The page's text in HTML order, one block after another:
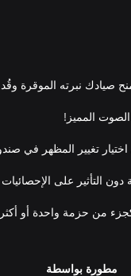
تغيير المظهر في
من حزمة واحدة أو
مطورة بواسطة